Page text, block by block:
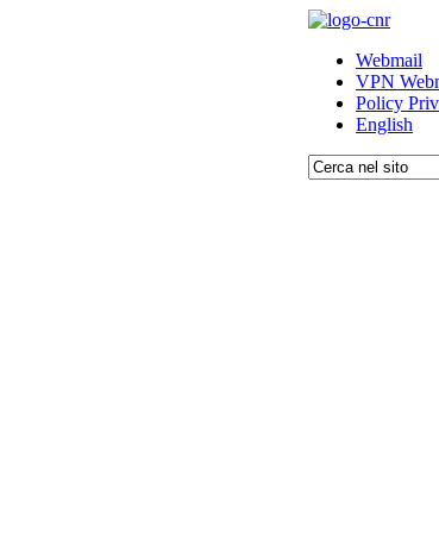
Webmail
VPN
Policy
English